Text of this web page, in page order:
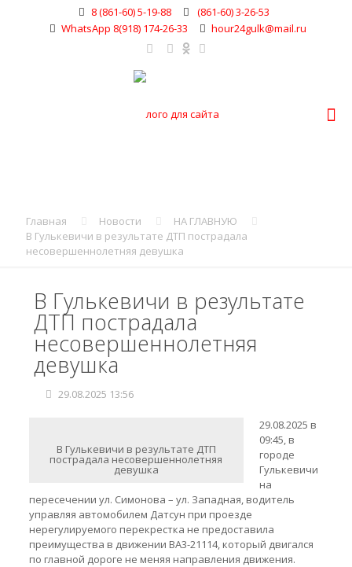
8 (861-60) 5-19-88
(861-60) 3-26-53
WhatsApp 8(918) 174-26-33
hour24gulk@mail.ru
Главная Новости
НА ГЛАВНУЮ
В Гулькевичи в результате ДТП пострадала
несовершеннолетняя девушка
В Гулькевичи в результате
ДТП пострадала
несовершеннолетняя
девушка
29.08.2025 13:56
В Гулькевичи в результате ДТП
пострадала несовершеннолетняя
девушка
29.08.2025 в
09:45, в
городе
Гулькевичи
на
пересечении ул. Симонова – ул. Западная, водитель
управляя автомобилем Датсун при проезде
нерегулируемого перекрестка не предоставила
преимущества в движении ВА3-21114, который двигался
по главной дороге не меняя направления движения.